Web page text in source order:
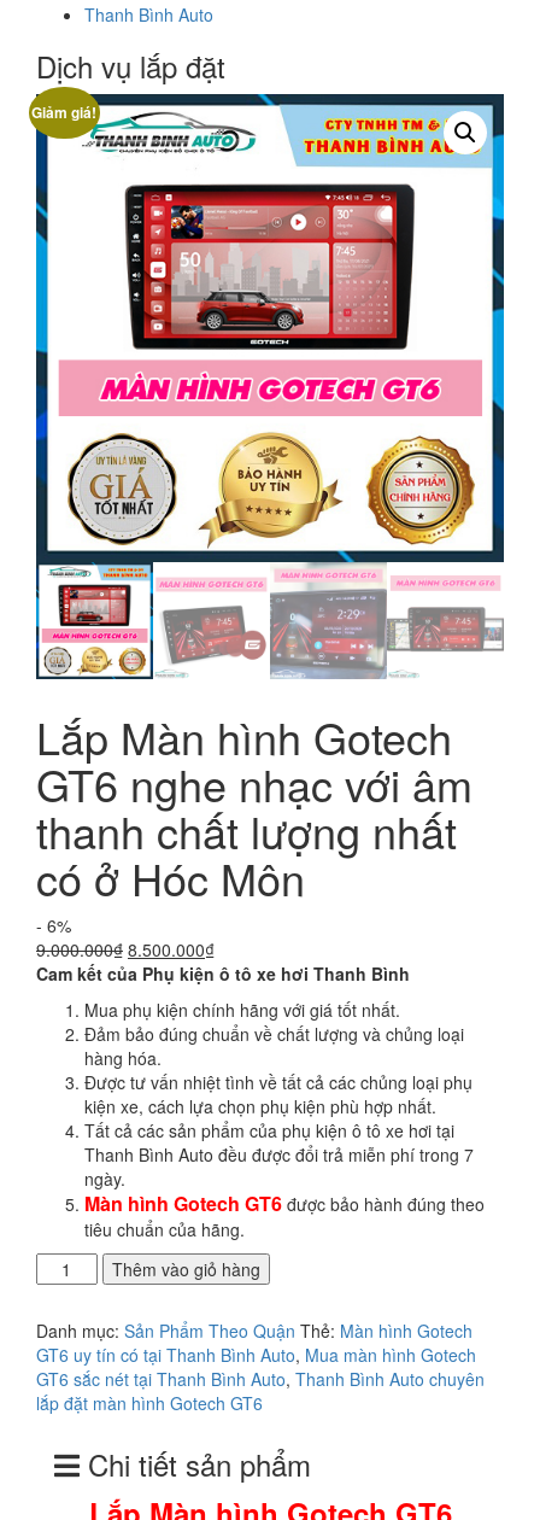
Thanh Bình Auto
Dịch vụ lắp đặt
Giảm giá!
Lắp Màn hình Gotech
GT6 nghe nhạc với âm
thanh chất lượng nhất
có ở Hóc Môn
- 6%
9.000.000₫ Giá
gốc
9.000.000₫.
8.500.000₫Giá
hiện
là:
8.500.000₫.
Cam kết của Phụ kiện ô tô xe hơi Thanh Bình
Mua phụ kiện chính hãng với giá tốt nhất.
Đảm bảo đúng chuẩn về chất lượng và chủng loại
hàng hóa.
Được tư vấn nhiệt tình về tất cả các chủng loại phụ
kiện xe, cách lựa chọn phụ kiện phù hợp nhất.
Tất cả các sản phẩm của phụ kiện ô tô xe hơi tại
Thanh Bình Auto đều được đổi trả miễn phí trong 7
ngày.
Màn hình Gotech GT6 được bảo hành đúng theo
tiêu chuẩn của hãng.
Lắp
Màn
Gotech
GT6
nghe
nhạc
âm
thanh
Thêm vào giỏ hàng
Danh mục: Sản Phẩm Theo Quận Thẻ: Màn hình Gotech
GT6 uy tín có tại Thanh Bình Auto, Mua màn hình Gotech
GT6 sắc nét tại Thanh Bình Auto, Thanh Bình Auto chuyên
lắp đặt màn hình Gotech GT6
Chi tiết sản phẩm